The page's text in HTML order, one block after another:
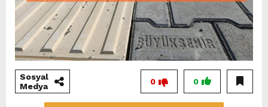
Sosyal
Medya
0
0